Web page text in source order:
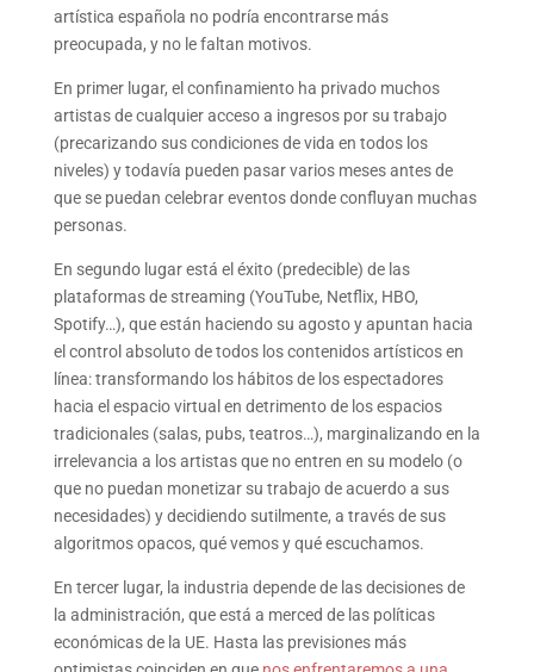
artística española no podría encontrarse más
preocupada, y no le faltan motivos.
En primer lugar, el confinamiento ha privado muchos
artistas de cualquier acceso a ingresos por su trabajo
(precarizando sus condiciones de vida en todos los
niveles) y todavía pueden pasar varios meses antes de
que se puedan celebrar eventos donde confluyan muchas
personas.
En segundo lugar está el éxito (predecible) de las
plataformas de streaming (YouTube, Netflix, HBO,
Spotify…), que están haciendo su agosto y apuntan hacia
el control absoluto de todos los contenidos artísticos en
línea: transformando los hábitos de los espectadores
hacia el espacio virtual en detrimento de los espacios
tradicionales (salas, pubs, teatros…), marginalizando en la
irrelevancia a los artistas que no entren en su modelo (o
que no puedan monetizar su trabajo de acuerdo a sus
necesidades) y decidiendo sutilmente, a través de sus
algoritmos opacos, qué vemos y qué escuchamos.
En tercer lugar, la industria depende de las decisiones de
la administración, que está a merced de las políticas
económicas de la UE. Hasta las previsiones más